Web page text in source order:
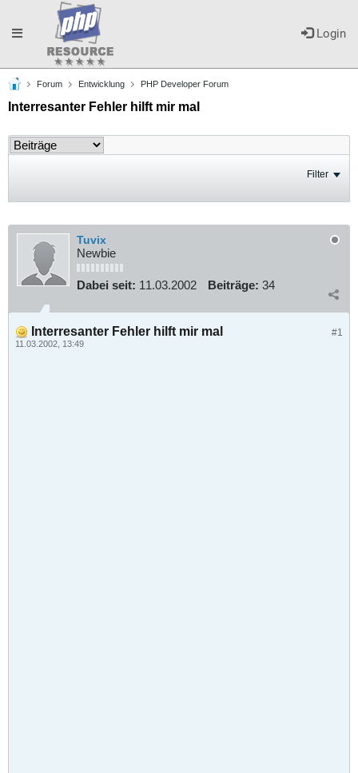
Login
Toggle
navigation
Forum Entwicklung PHP Developer Forum
Interresanter Fehler hilft mir mal
Filter
Tuvix
Newbie
Dabei seit: 11.03.2002 Beiträge: 34
#1
Interresanter Fehler hilft mir mal
11.03.2002, 13:49